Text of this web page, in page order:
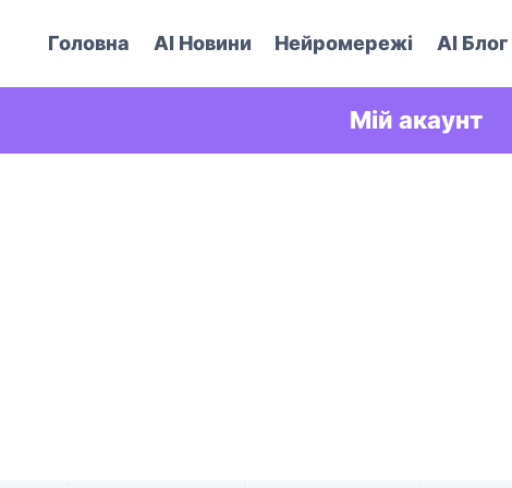
Головна AI Новини Нейромережі AI Блог
Мій акаунт